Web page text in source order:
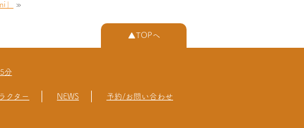
」 »
▲TOPへ
分
クター NEWS 予約/お問い合わせ